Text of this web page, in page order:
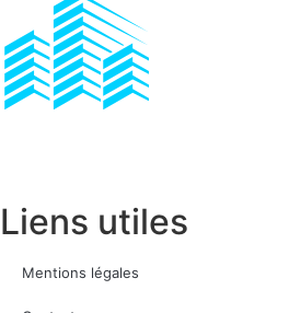
Liens utiles
Mentions légales